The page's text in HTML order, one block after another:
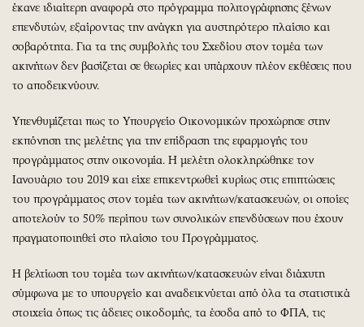
έκανε ιδιαίτερη αναφορά στο πρόγραμμα πολιτογράφησης ξένων
επενδυτών, εξαίροντας την ανάγκη για αυστηρότερο πλαίσιο και
σοβαρότητα. Για τα της συμβολής του Σχεδίου στον τομέα των
ακινήτων δεν βασίζεται σε θεωρίες και υπάρχουν πλέον εκθέσεις που
το αποδεικνύουν.
Υπενθυμίζεται πως το Υπουργείο Οικονομικών προχώρησε στην
εκπόνηση της μελέτης για την επίδραση της εφαρμογής του
προγράμματος στην οικονομία. H μελέτη ολοκληρώθηκε τον
Ιανουάριο του 2019 και είχε επικεντρωθεί κυρίως στις επιπτώσεις
του προγράμματος στον τομέα των ακινήτων/κατασκευών, οι οποίες
αποτελούν το 50% περίπου των συνολικών επενδύσεων που έχουν
πραγματοποιηθεί στο πλαίσιο του Προγράμματος.
Η βελτίωση του τομέα των ακινήτων/κατασκευών είναι διάχυτη
σύμφωνα με το υπουργείο και αναδεικνύεται από όλα τα στατιστικά
στοιχεία όπως τις άδειες οικοδομής, τα έσοδα από το ΦΠΑ, τις